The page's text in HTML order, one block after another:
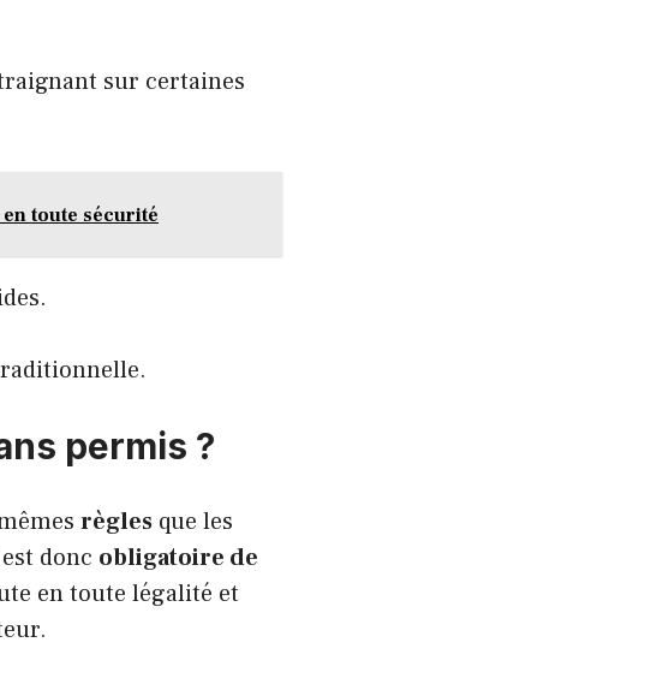
sur certaines
toute sécurité
permis ?
règles que les
donc obligatoire de
en toute légalité et